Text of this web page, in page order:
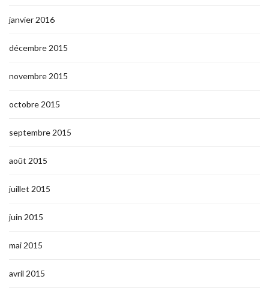
janvier 2016
décembre 2015
novembre 2015
octobre 2015
septembre 2015
août 2015
juillet 2015
juin 2015
mai 2015
avril 2015